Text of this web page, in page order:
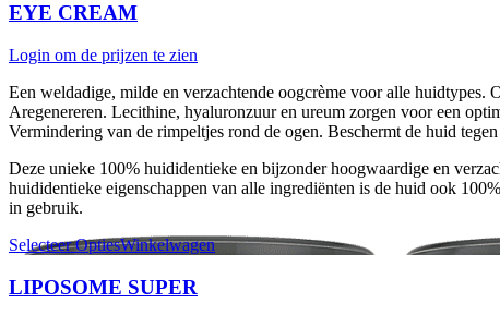
EYE CREAM
Login om de prijzen te zien
Een weldadige, milde en verzachtende oogcrème voor alle
Aregenereren. Lecithine, hyaluronzuur en ureum zorgen voor een
Vermindering van de rimpeltjes rond de ogen. Beschermt de huid
Deze unieke 100% huididentieke en bijzonder hoogwaardige en
huididentieke eigenschappen van alle ingrediënten is de huid ook
in gebruik.
Selecteer OptiesWinkelwagen
LIPOSOME SUPER